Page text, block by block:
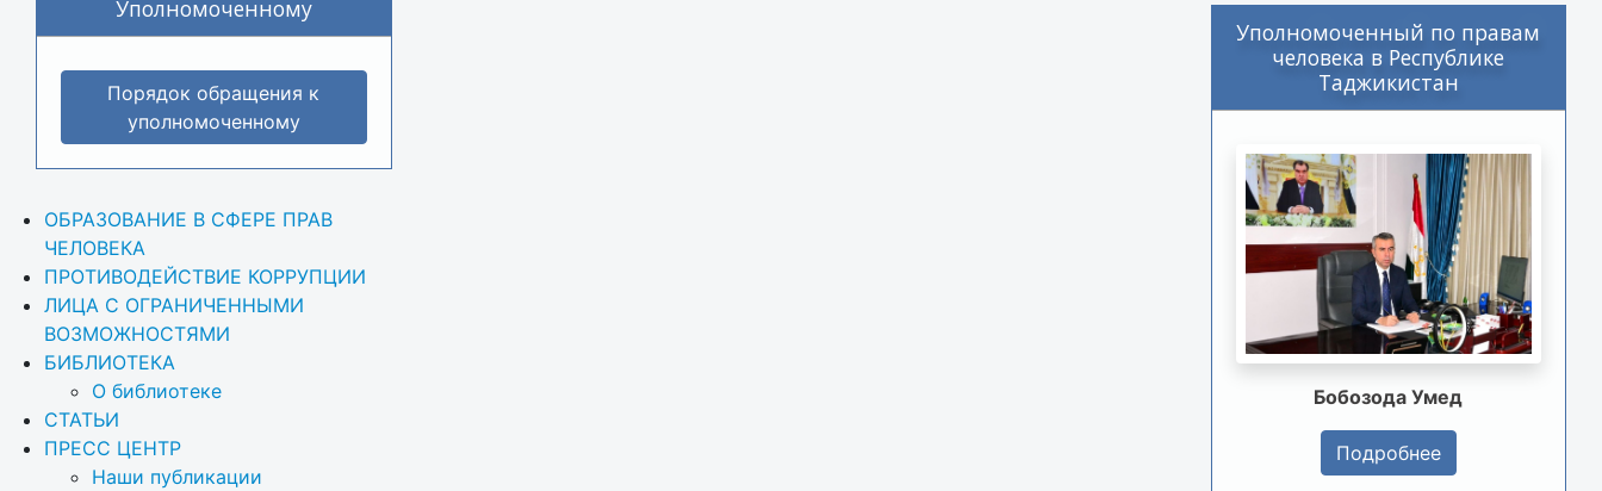
Уполномоченному
Порядок обращения к
уполномоченному
ОБРАЗОВАНИЕ В СФЕРЕ ПРАВ
ЧЕЛОВЕКА
ПРОТИВОДЕЙСТВИЕ КОРРУПЦИИ
ЛИЦА С ОГРАНИЧЕННЫМИ
ВОЗМОЖНОСТЯМИ
БИБЛИОТЕКА
О библиотеке
СТАТЬИ
ПРЕСС ЦЕНТР
Наши публикации
Уполномоченный по правам
человека в Республике
Таджикистан
Бобозода Умед
Подробнее